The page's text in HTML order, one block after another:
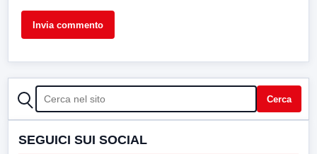
CERCA Cerca
SEGUICI SUI SOCIAL